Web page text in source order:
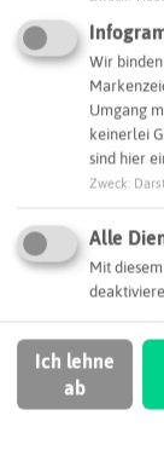
Kettler GmbH
Köhlerstraße 8
46286 Dorsten
Webseite
SCHLAGWORTE
So
Chemienahe
Wir
Umgang
keinerlei
sind hier
Zweck
Alle
Mit
Ich lehne
ab